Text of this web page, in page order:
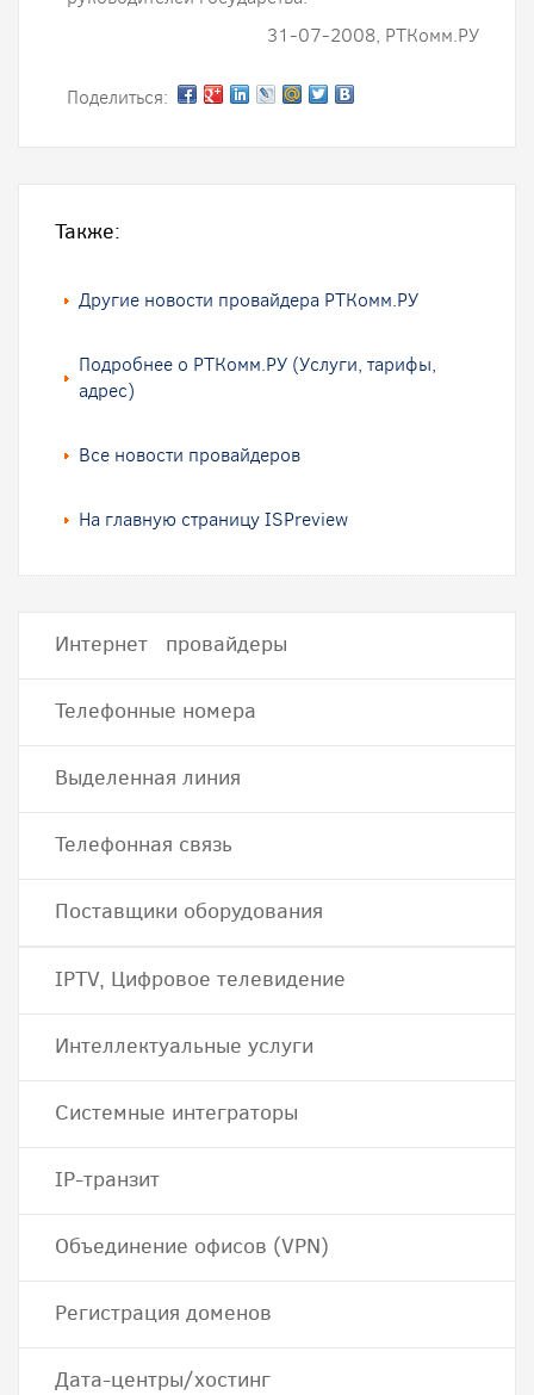
31-07-2008, РТКомм.РУ
Поделиться:
Также:
Другие новости провайдера РТКомм.РУ
Подробнее о РТКомм.РУ (Услуги, тарифы,
адрес)
Все новости провайдеров
На главную страницу ISPreview
Интернет провайдеры
Телефонные номера
Выделенная линия
Телефонная связь
Поставщики оборудования
IPTV, Цифровое телевидение
Интеллектуальные услуги
Системные интеграторы
IP-транзит
Объединение офисов (VPN)
Регистрация доменов
Дата-центры/хостинг